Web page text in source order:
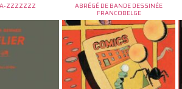
ZZZZZZZ
ABRÉGÉ DE BANDE DESSINÉE
FRANCOBELGE